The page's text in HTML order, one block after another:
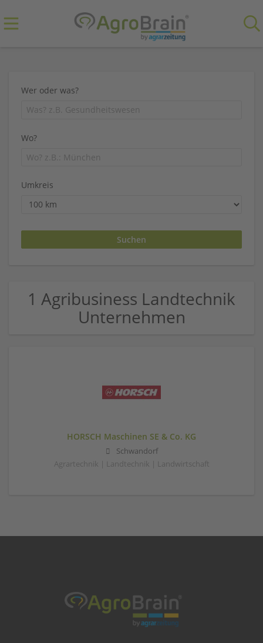
Wer oder was?
Wo?
Umkreis
1 Agribusiness Landtechnik
Unternehmen
HORSCH Maschinen SE & Co. KG
Schwandorf
Agrartechnik | Landtechnik | Landwirtschaft